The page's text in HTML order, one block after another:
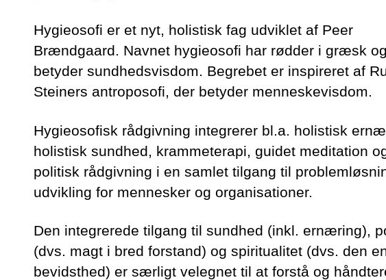
Hygieosofi er et nyt, holistisk fag udviklet af Peer
Brændgaard. Navnet hygieosofi har rødder i græsk og
betyder sundhedsvisdom. Begrebet er inspireret af
Steiners antroposofi, der betyder menneskevisdom.
Hygieosofisk rådgivning integrerer bl.a. holistisk
holistisk sundhed, krammeterapi, guidet meditation
politisk rådgivning i en samlet tilgang til
udvikling for mennesker og organisationer.
Den integrerede tilgang til sundhed (inkl. ernæring),
(dvs. magt i bred forstand) og spiritualitet (dvs. den
bevidsthed) er særligt velegnet til at forstå og